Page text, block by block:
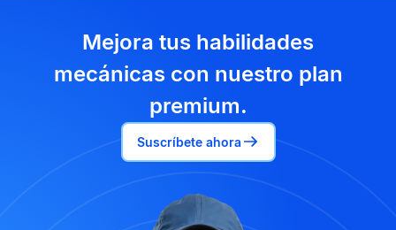
Mejora tus habilidades
mecánicas con nuestro plan
premium.
Suscríbete ahora